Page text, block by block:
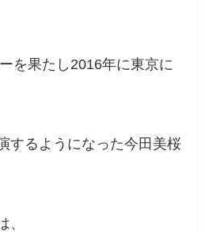
を果たし2016年に東京に
するようになった今田美桜
、